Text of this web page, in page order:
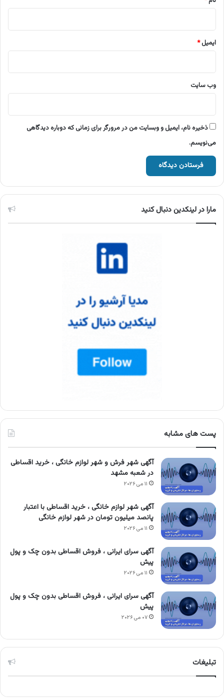
ایمیل*
وب‌ سایت
ذخیره نام، ایمیل و وبسایت من در مرورگر برای زمانی که دوباره دیدگاهی
می‌نویسم.
مارا در لینکدین دنبال کنید
پست های مشابه
آگهی شهر فرش و شهر لوازم خانگی ، خرید اقساطی
در شعبه مشهد
۱۱ می ۲۰۲۶
آگهی شهر لوازم خانگی ، خرید اقساطی با اعتبار
پانصد میلیون تومان در شهر لوازم خانگی
۱۱ می ۲۰۲۶
آگهی سرای ایرانی ، فروش اقساطی بدون چک و پول
پیش
۱۱ می ۲۰۲۶
آگهی سرای ایرانی ، فروش اقساطی بدون چک و پول
پیش
۰۷ می ۲۰۲۶
تبلیغات